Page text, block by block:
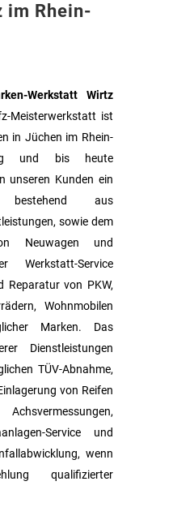
im Rhein-
Werkstatt Wirtz
Meisterwerkstatt ist
in Jüchen im Rhein-
und bis heute
unseren Kunden ein
bestehend aus
sowie dem
Neuwagen und
Werkstatt-Service
Reparatur von PKW,
Wohnmobilen
Marken. Das
Dienstleistungen
TÜV-Abnahme,
von Reifen
Service und
wenn
qualifizierter